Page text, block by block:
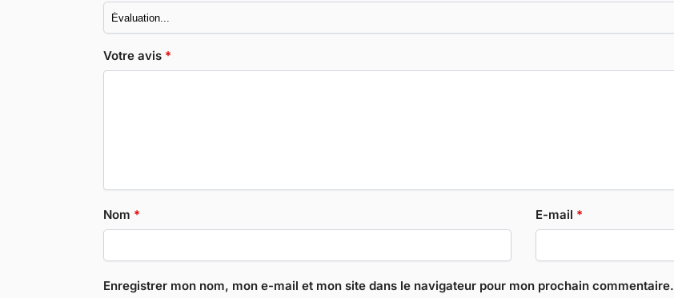
Votre avis *
Nom * E-mail *
Enregistrer mon nom, mon e-mail et mon site dans le navigateur pour mon prochain commentaire.